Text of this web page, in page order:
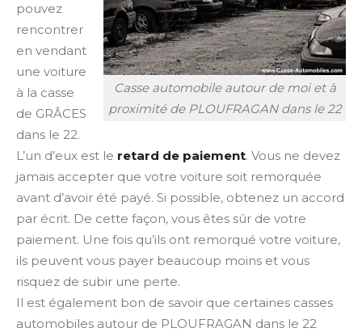
Casse automobile autour de moi et à
proximité de PLOUFRAGAN dans le 22
pouvez
rencontrer
en vendant
une voiture
à la casse
de GRÂCES
dans le 22.
L’un d’eux est le retard de paiement. Vous ne devez
jamais accepter que votre voiture soit remorquée
avant d’avoir été payé. Si possible, obtenez un accord
par écrit. De cette façon, vous êtes sûr de votre
paiement. Une fois qu’ils ont remorqué votre voiture,
ils peuvent vous payer beaucoup moins et vous
risquez de subir une perte.
Il est également bon de savoir que certaines casses
automobiles autour de PLOUFRAGAN dans le 22